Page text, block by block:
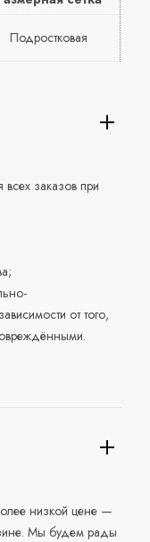
Подростковая
заказов при
от того,
низкой цене —
Мы будем рады